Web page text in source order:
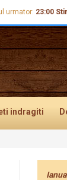
urmator: 23:00
indragiti